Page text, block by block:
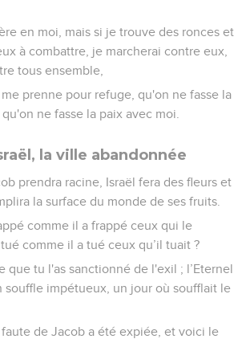
en moi, mais si je trouve des ronces et
à combattre, je marcherai contre eux,
tous ensemble,
prenne pour refuge, qu'on ne fasse la
ne fasse la paix avec moi.
la ville abandonnée
prendra racine, Israël fera des fleurs et
la surface du monde de ses fruits.
comme il a frappé ceux qui le
comme il a tué ceux qu’il tuait ?
que tu l'as sanctionné de l'exil ; l’Eternel
souffle impétueux, un jour où soufflait le
faute de Jacob a été expiée, et voici le